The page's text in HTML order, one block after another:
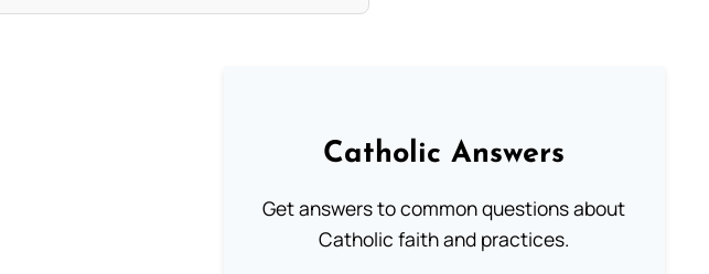
Catholic Answers
Get answers to common questions about
Catholic faith and practices.